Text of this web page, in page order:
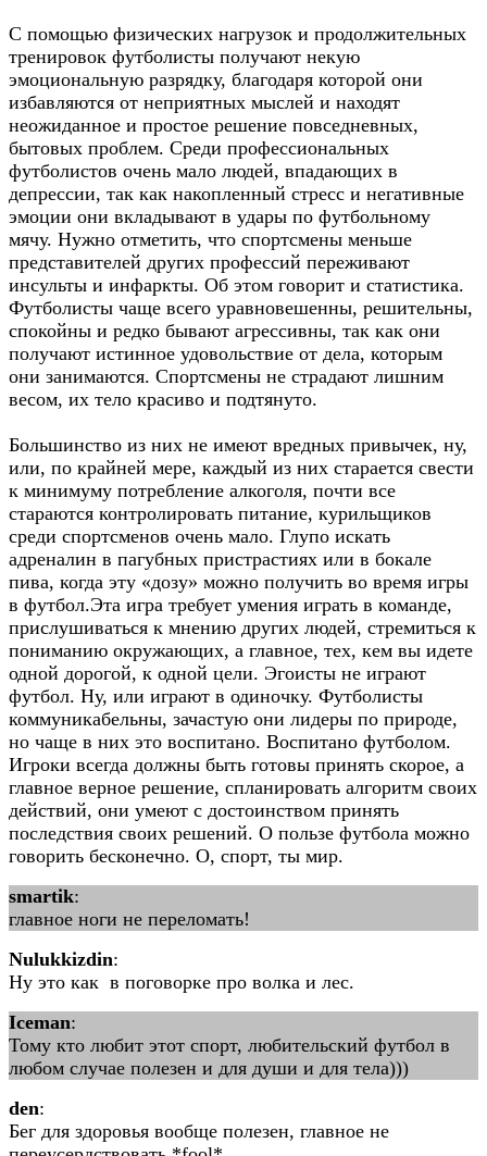
С помощью физических нагрузок и продолжительных
тренировок футболисты получают некую
эмоциональную разрядку, благодаря которой они
избавляются от неприятных мыслей и находят
неожиданное и простое решение повседневных,
бытовых проблем. Среди профессиональных
футболистов очень мало людей, впадающих в
депрессии, так как накопленный стресс и негативные
эмоции они вкладывают в удары по футбольному
мячу. Нужно отметить, что спортсмены меньше
представителей других профессий переживают
инсульты и инфаркты. Об этом говорит и статистика.
Футболисты чаще всего уравновешенны, решительны,
спокойны и редко бывают агрессивны, так как они
получают истинное удовольствие от дела, которым
они занимаются. Спортсмены не страдают лишним
весом, их тело красиво и подтянуто.
Большинство из них не имеют вредных привычек, ну,
или, по крайней мере, каждый из них старается свести
к минимуму потребление алкоголя, почти все
стараются контролировать питание, курильщиков
среди спортсменов очень мало. Глупо искать
адреналин в пагубных пристрастиях или в бокале
пива, когда эту «дозу» можно получить во время игры
в футбол.Эта игра требует умения играть в команде,
прислушиваться к мнению других людей, стремиться к
пониманию окружающих, а главное, тех, кем вы идете
одной дорогой, к одной цели. Эгоисты не играют
футбол. Ну, или играют в одиночку. Футболисты
коммуникабельны, зачастую они лидеры по природе,
но чаще в них это воспитано. Воспитано футболом.
Игроки всегда должны быть готовы принять скорое, а
главное верное решение, спланировать алгоритм своих
действий, они умеют с достоинством принять
последствия своих решений. О пользе футбола можно
говорить бесконечно. О, спорт, ты мир.
smartik:
главное ноги не переломать!
Nulukkizdin:
Ну это как в поговорке про волка и лес.
Iceman:
Тому кто любит этот спорт, любительский футбол в
любом случае полезен и для души и для тела)))
den:
Бег для здоровья вообще полезен, главное не